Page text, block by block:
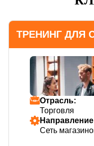
ТРЕНИНГ ДЛЯ
Отрасль:
Торговля
Направление
Сеть